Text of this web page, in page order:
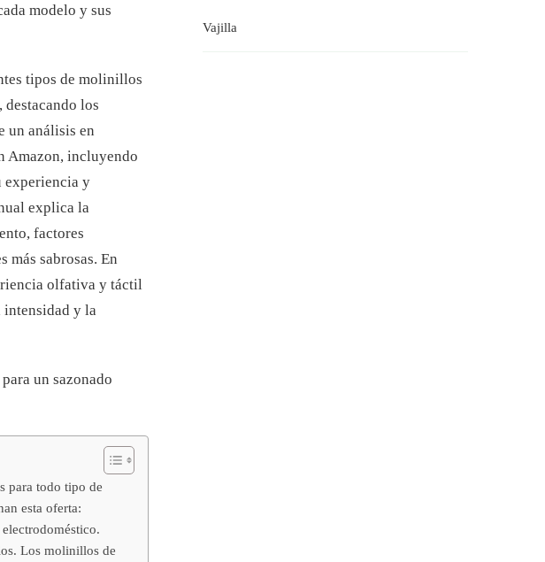
modelo y sus
tipos de molinillos
los
un análisis en
Amazon, incluyendo
experiencia y
explica la
factores
más sabrosas. En
olfativa y táctil
intensidad y la
un sazonado
para todo tipo de
esta oferta:
Los molinillos de
Vajilla